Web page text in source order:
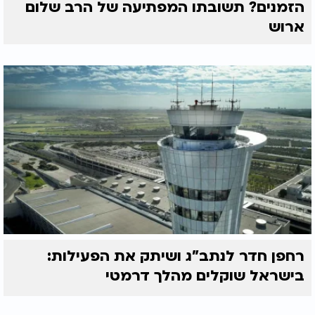
הזמנים? תשובתו המפתיעה של הרב שלום
ארוש
רחפן חדר לנתב"ג ושיתק את הפעילות:
בישראל שוקלים מהלך דרמטי